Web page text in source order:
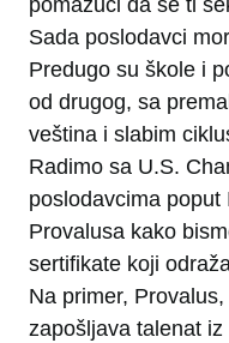
pomažući da se ti
Sada poslodavci
Predugo su škole i
od drugog, sa
veština i slabim
Radimo sa U.S.
poslodavcima
Provalusa kako
sertifikate koji
Na primer,
zapošljava talenat